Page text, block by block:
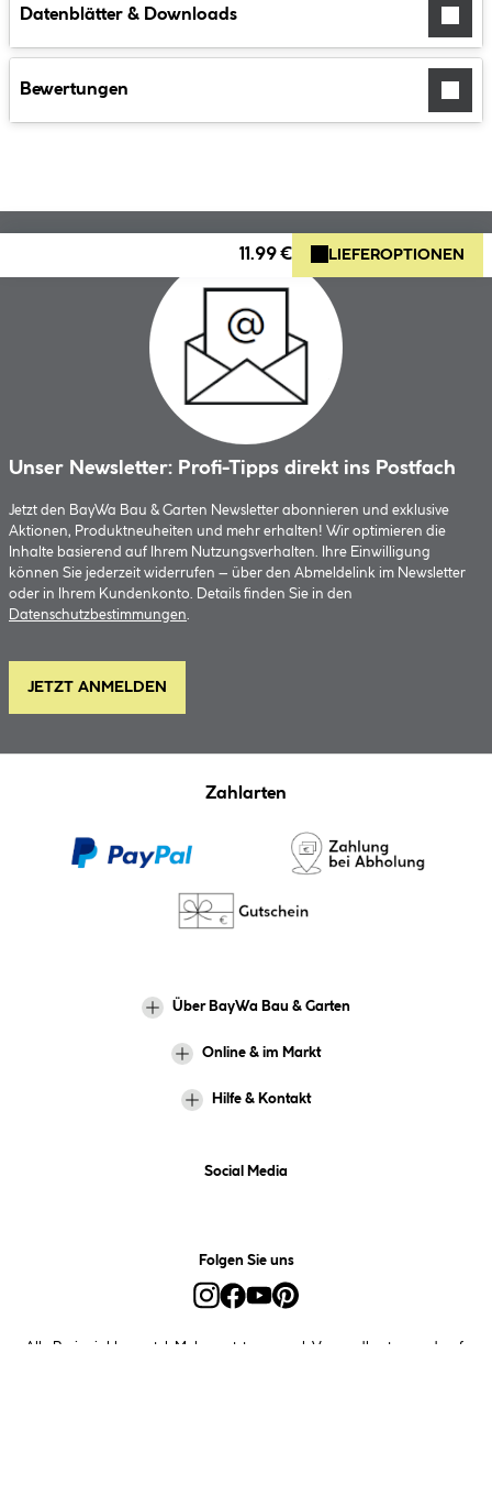
Datenblätter & Downloads
Bewertungen
11.99 € LIEFEROPTIONEN
Unser Newsletter: Profi-Tipps direkt ins Postfach
Jetzt den BayWa Bau & Garten Newsletter abonnieren und exklusive
Aktionen, Produktneuheiten und mehr erhalten! Wir optimieren die
Inhalte basierend auf Ihrem Nutzungsverhalten. Ihre Einwilligung
können Sie jederzeit widerrufen – über den Abmeldelink im Newsletter
oder in Ihrem Kundenkonto. Details finden Sie in den
Datenschutzbestimmungen.
JETZT ANMELDEN
Zahlarten
Über BayWa Bau & Garten
Online & im Markt
Hilfe & Kontakt
Social Media
Folgen Sie uns
Alle Preise inkl. gesetzl. Mehrwertsteuer zzgl. Versandkosten
und ggf.